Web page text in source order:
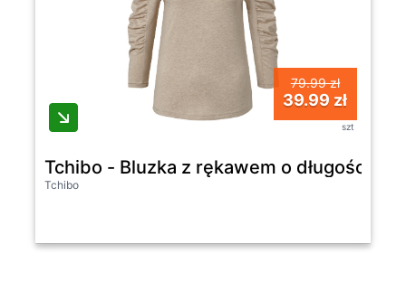
79.99 zł
39.99 zł
szt
Tchibo - Bluzka z rękawem o długości 3/
Tchibo